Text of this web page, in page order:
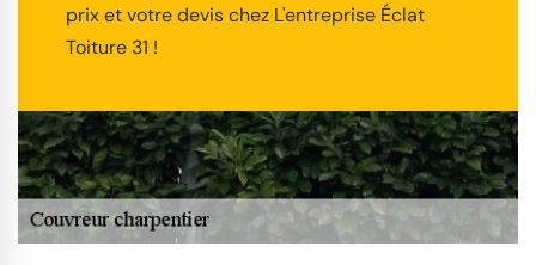
prix et votre devis chez L'entreprise Éclat
Toiture 31 !